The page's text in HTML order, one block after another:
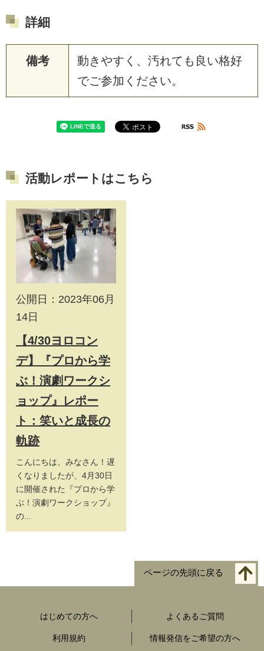
詳細
備考
動きやすく、汚れても良い格好
でご参加ください。
活動レポートはこちら
公開日：2023年06月
14日
【4/30ヨロコン
デ】『プロから学
ぶ！演劇ワークシ
ョップ』レポー
ト：笑いと成長の
軌跡
こんにちは、みなさん！遅
くなりましたが、4月30日
に開催された『プロから学
ぶ！演劇ワークショップ』
の...
ページの先頭に戻る
はじめての方へ よくあるご質問
利用規約 情報発信をご希望の方へ